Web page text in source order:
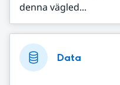
denna vägled...
Data